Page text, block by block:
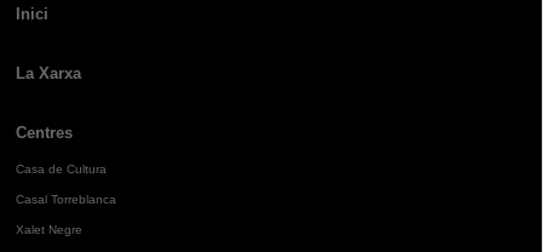
Inici
La Xarxa
Centres
Casa de Cultura
Casal Torreblanca
Xalet Negre